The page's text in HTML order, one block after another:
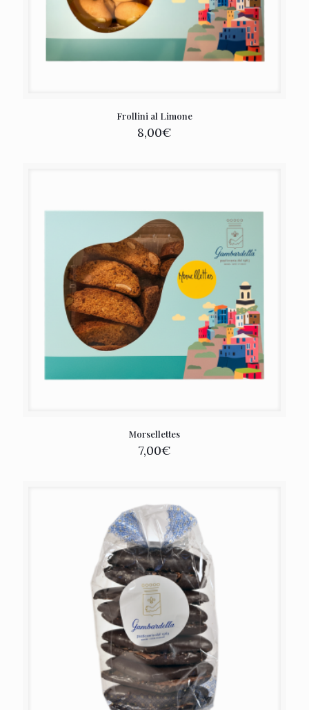
Frollini al Limone
8,00€
Morsellettes
7,00€